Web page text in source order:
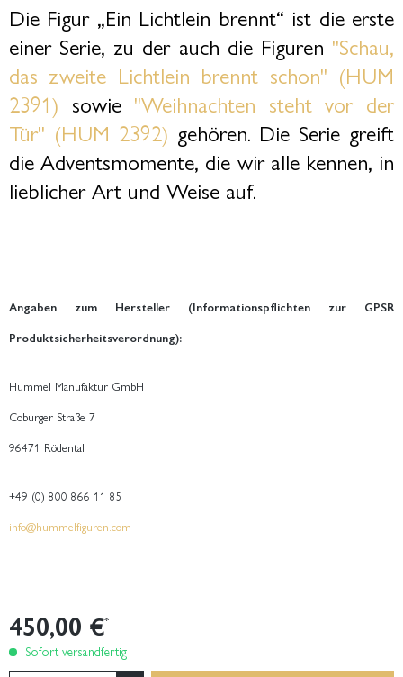
Die Figur „Ein Lichtlein brennt“ ist die erste
einer Serie, zu der auch die Figuren "Schau,
das zweite Lichtlein brennt schon" (HUM
2391) sowie "Weihnachten steht vor der
Tür" (HUM 2392) gehören. Die Serie greift
die Adventsmomente, die wir alle kennen, in
lieblicher Art und Weise auf.
Angaben zum Hersteller (Informationspflichten zur GPSR
Produktsicherheitsverordnung):
Hummel Manufaktur GmbH
Coburger Straße 7
96471 Rödental
+49 (0) 800 866 11 85
info@hummelfiguren.com
450,00 €*
Sofort versandfertig